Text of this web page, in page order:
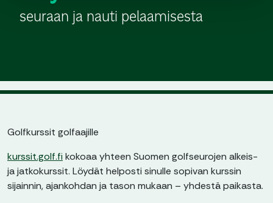
seuraan ja nauti pelaamisesta
Golfkurssit golfaajille
kurssit.golf.fi kokoaa yhteen Suomen golfseurojen alkeis-
ja jatkokurssit. Löydät helposti sinulle sopivan kurssin
sijainnin, ajankohdan ja tason mukaan – yhdestä paikasta.